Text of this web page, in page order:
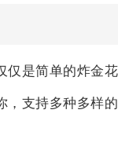
仅是简单的炸金花
，支持多种多样的